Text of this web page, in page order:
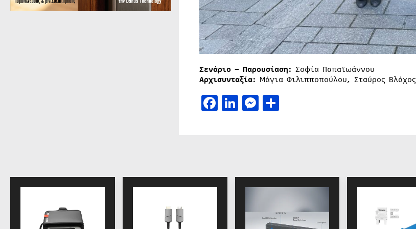
Σενάριο – Παρουσίαση: Σοφία Παπαϊωάννου
Αρχισυνταξία: Μάγια Φιλιπποπούλου, Σταύρος Βλάχος
Facebook
LinkedIn
Messenger
Μοιραστείτε